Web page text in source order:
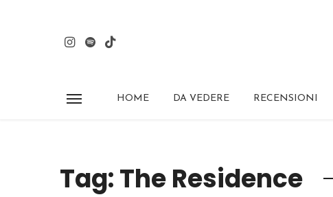
HOME DA VEDERE RECENSIONI
Tag: The Residence